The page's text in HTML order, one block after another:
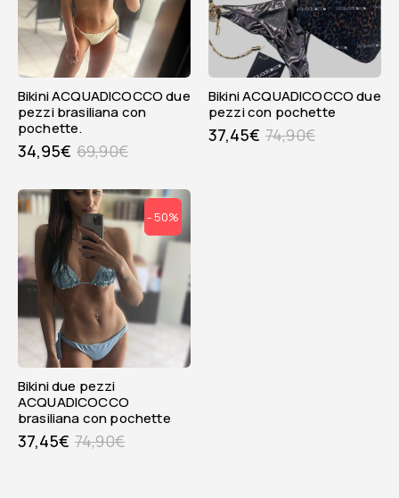
Bikini ACQUADICOCCO due
pezzi brasiliana con
pochette.
69,90€
34,95€
Bikini ACQUADICOCCO due
pezzi con pochette
74,90€
37,45€
- 50%
Bikini due pezzi
ACQUADICOCCO
brasiliana con pochette
74,90€
37,45€